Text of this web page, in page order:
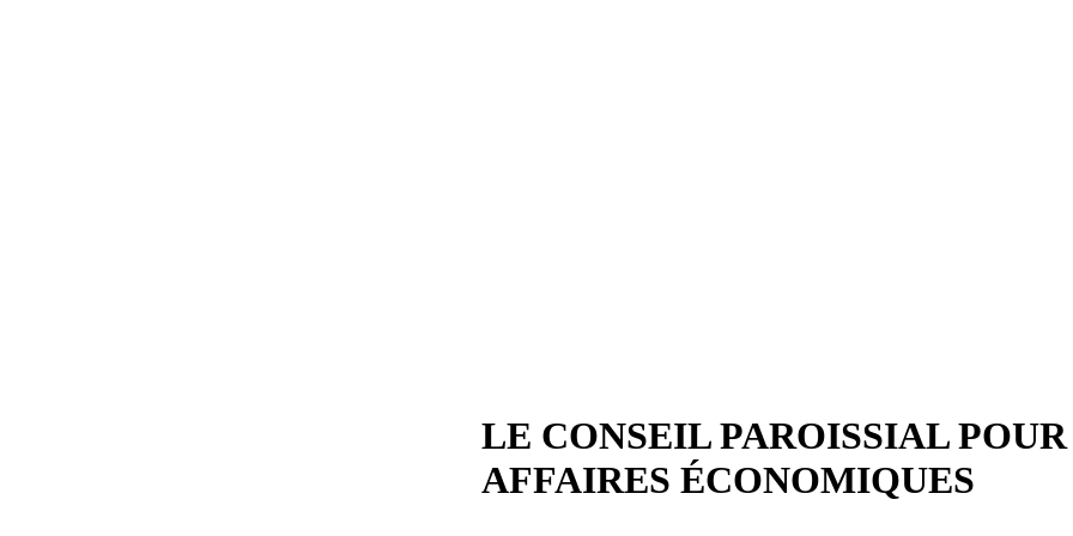
LE CONSEIL PAROISSIAL
AFFAIRES ÉCONOMIQUES